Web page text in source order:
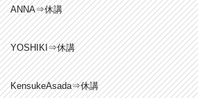
ANNA⇒休講
YOSHIKI⇒休講
KensukeAsada⇒休講